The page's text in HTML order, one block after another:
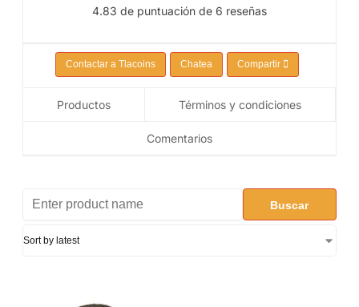
4.83 de puntuación de 6 reseñas
Compartir
Chatea
Contactar a Tlacoins
Productos Términos y condiciones
Comentarios